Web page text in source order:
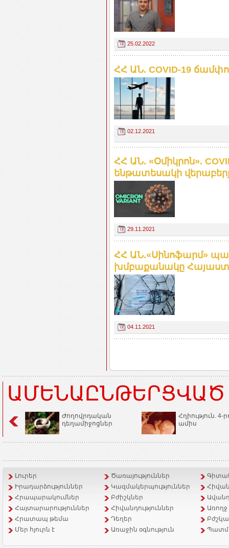
25.02.2022
ՀՀ ԱՆ. COVID-19
02.12.2021
ՀՀ ԱՆ. «Օմիկրոն».
ենթատեսակի
29.11.2021
ՀՀ ԱՆ.«Սինոֆարմ»
խմբաքանակը
04.11.2021
Ժողովրդական
դեղամիջոցներ
Հղիություն. 4-
ամիս
Լուրեր Ծառայություններ
Իրադարձություններ
Կազմակերպություններ
Հրապարակումներ
Բժիշկներ
Հայտարարություններ
Հիվանդություններ
Հրատապ թեմա
Դեղեր
Մեր հյուրն է
Առաջին օգնություն